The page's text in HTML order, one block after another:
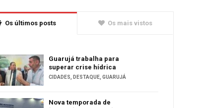
Os últimos posts Os mais vistos
Guarujá trabalha para
superar crise hídrica
CIDADES, DESTAQUE,GUARUJÁ
Nova temporada de